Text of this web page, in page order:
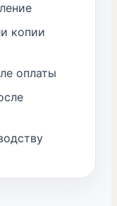
копии
оплаты